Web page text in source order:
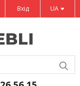
UA
Вхід